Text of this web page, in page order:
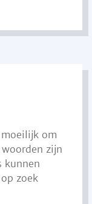
om
zijn
kunnen
zoek